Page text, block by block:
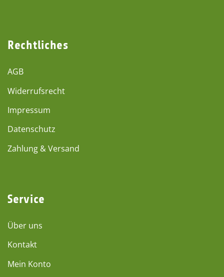
Rechtliches
AGB
Widerrufsrecht
Impressum
Datenschutz
Zahlung & Versand
Service
Über uns
Kontakt
Mein Konto